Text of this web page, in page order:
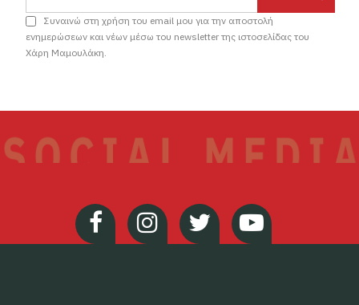
Συναινώ στη χρήση του email μου για την αποστολή
ενημερώσεων και νέων μέσω του newsletter της ιστοσελίδας του
Χάρη Μαμουλάκη.